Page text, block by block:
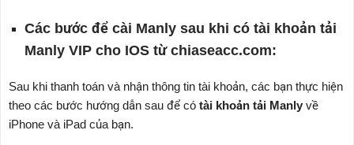
Các bước để cài Manly sau khi có tài khoản tải
Manly VIP cho IOS từ chiaseacc.com:
Sau khi thanh toán và nhận thông tin tài khoản, các bạn thực hiện
theo các bước hướng dẫn sau để có tài khoản tải Manly về
iPhone và iPad của bạn.